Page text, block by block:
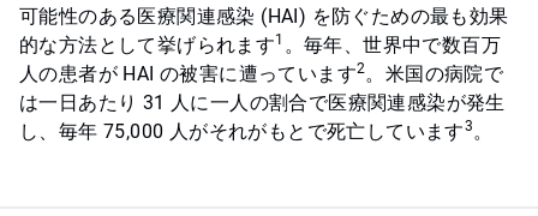
可能性のある医療関連感染 (HAI) を防ぐための最も効果
的な方法として挙げられます1 。毎年、世界中で数百万
人の患者が HAI の被害に遭っています2。米国の病院で
は一日あたり 31 人に一人の割合で医療関連感染が発生
し、毎年 75,000 人がそれがもとで死亡しています3。